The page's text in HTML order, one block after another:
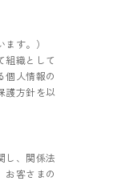
す。）
組織として
個人情報の
護方針を以
し、関係法
お客さまの